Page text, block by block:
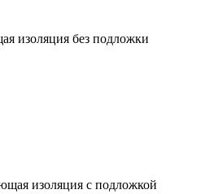
изоляция без подложки
изоляция с подложкой